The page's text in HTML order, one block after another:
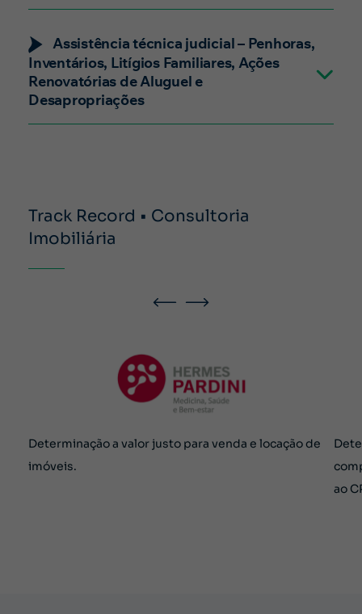
Assistência técnica judicial – Penhoras,
Inventários, Litígios Familiares, Ações
Renovatórias de Aluguel e
Desapropriações
Track Record • Consultoria
Imobiliária
Determinação a valor justo para venda e locação de
imóveis.
ao